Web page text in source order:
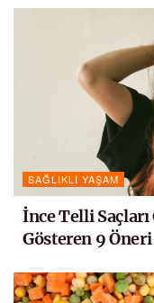
SAĞLIKLI YAŞAM
İnce Telli
Gösteren 9 Öneri